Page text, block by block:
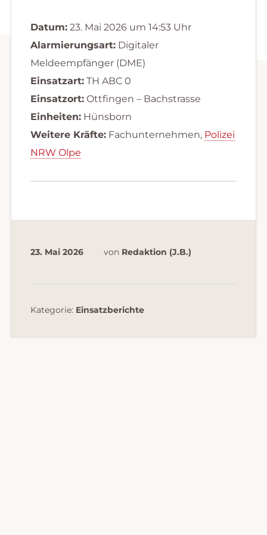
Datum:23. Mai 2026 um 14:53 Uhr
Alarmierungsart:Digitaler
Meldeempfänger (DME)
Einsatzart:TH ABC 0
Einsatzort:Ottfingen – Bachstrasse
Einheiten:Hünsborn
Weitere Kräfte:Fachunternehmen, Polizei
NRW Olpe
23. Mai 2026 von Redaktion (J.B.)
Kategorie: Einsatzberichte